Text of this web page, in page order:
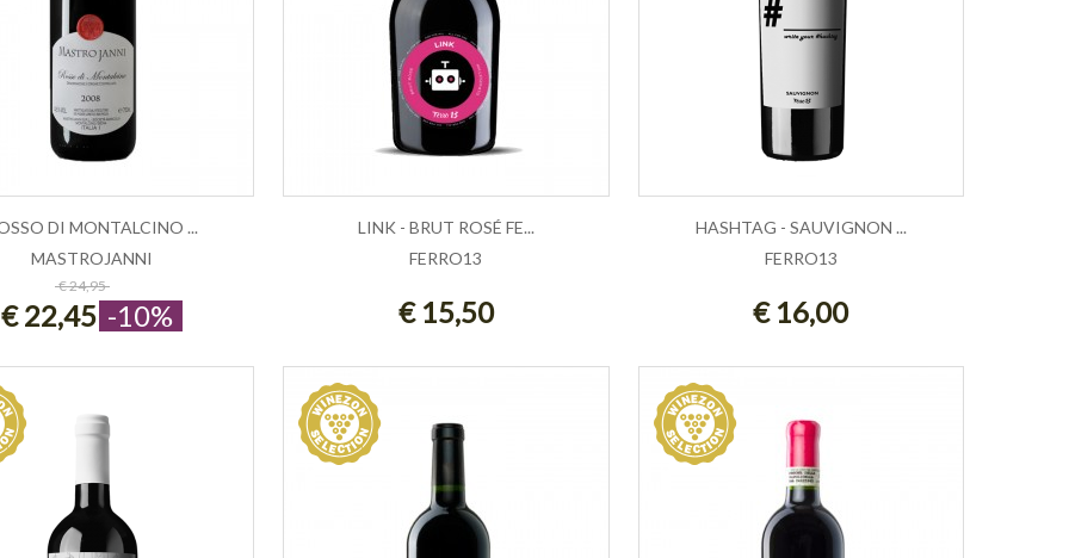
ESAURITO
DI MONTALCINO ...
MASTROJANNI
€ 24,95
€ 22,45 -10%
AGGIUNGI AL CARRELLO
LINK - BRUT ROSÉ FE...
FERRO13
€ 15,50
AGGIUNGI AL CARRELLO
HASHTAG - SAUVIGNON ...
FERRO13
€ 16,00